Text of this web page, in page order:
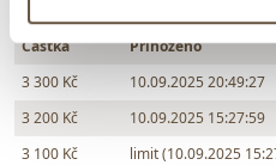
Částka Přihozeno
3 300 Kč
10.09.2025 20:49:27
3 200 Kč
10.09.2025 15:27:59
3 100 Kč
limit (10.09.2025